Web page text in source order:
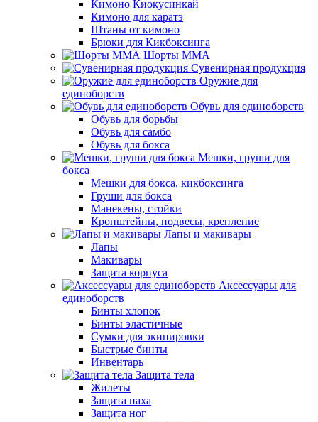
Кимоно Киокусинкай
Кимоно для каратэ
Штаны от кимоно
Брюки для Кикбоксинга
Шорты ММА
Сувенирная продукция
Оружие для
единоборств
Обувь для единоборств
Обувь для борьбы
Обувь для самбо
Обувь для бокса
Мешки, груши для
бокса
Мешки для бокса, кикбоксинга
Груши для бокса
Манекены, стойки
Кронштейны, подвесы, крепление
Лапы и макивары
Лапы
Макивары
Защита корпуса
Аксессуары для
единоборств
Бинты хлопок
Бинты эластичные
Сумки для экипировки
Быстрые бинты
Инвентарь
Защита тела
Жилеты
Защита паха
Защита ног